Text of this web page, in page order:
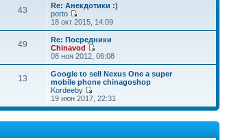
43
Re: Анекдотики :)
porto
18 окт 2015, 14:09
49
Re: Посредники
Chinavod
08 ноя 2012, 06:08
13
Google to sell Nexus One a super
mobile phone chinagoshop
Kordeeby
19 июн 2017, 22:31